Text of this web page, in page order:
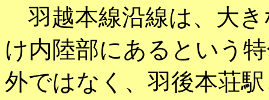
羽越本線沿線は、大
け内陸部にあるという
外ではなく、羽後本荘